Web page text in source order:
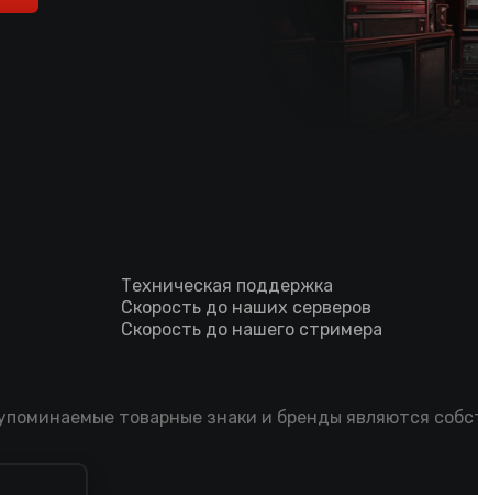
Техническая поддержка
Скорость до наших серверов
Скорость до нашего стримера
товарные знаки и бренды являются